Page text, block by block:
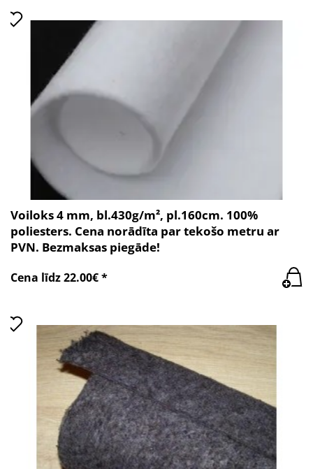
Voiloks 4 mm, bl.430g/m², pl.160cm. 100%
poliesters. Cena norādīta par tekošo metru ar
PVN. Bezmaksas piegāde!
Cena līdz 22.00€ *